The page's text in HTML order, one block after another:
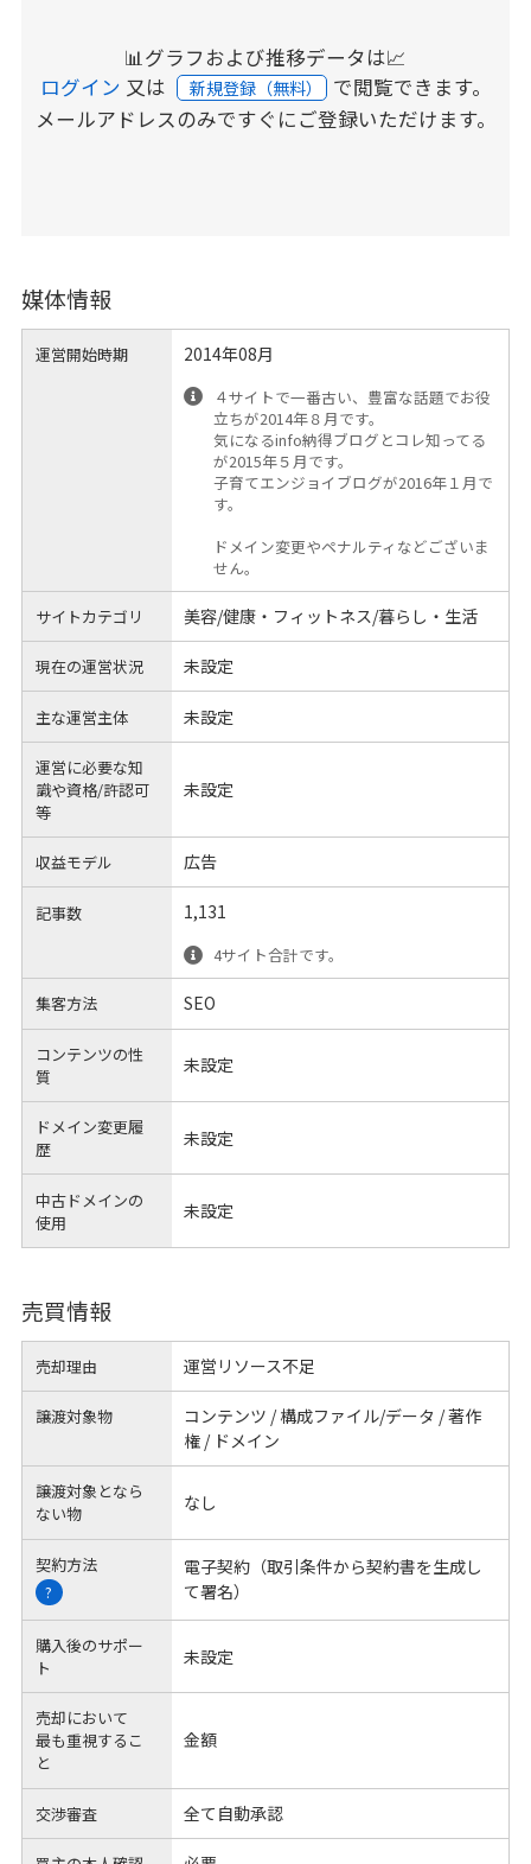
📊グラフおよび推移データは📈
ログイン 又は 新規登録（無料） で閲覧できます。
メールアドレスのみですぐにご登録いただけます。
媒体情報
運営開始時期 2014年08月
４サイトで一番古い、豊富な話題でお役
立ちが2014年８月です。
気になるinfo納得ブログとコレ知ってる
が2015年５月です。
子育てエンジョイブログが2016年１月で
す。
ドメイン変更やペナルティなどございま
せん。
サイトカテゴリ 美容/健康・フィットネス/暮らし・生活
現在の運営状況 未設定
主な運営主体 未設定
運営に必要な知
識や資格/許認可
等
未設定
収益モデル 広告
記事数 1,131
4サイト合計です。
集客方法 SEO
コンテンツの性
質
未設定
ドメイン変更履
歴
未設定
中古ドメインの
使用
未設定
売買情報
売却理由 運営リソース不足
譲渡対象物
コンテンツ / 構成ファイル/データ / 著作
権 / ドメイン
譲渡対象となら
ない物
なし
契約方法
?
電子契約（取引条件から契約書を生成し
て署名）
購入後のサポー
ト
未設定
売却において
最も重視するこ
と
金額
交渉審査 全て自動承認